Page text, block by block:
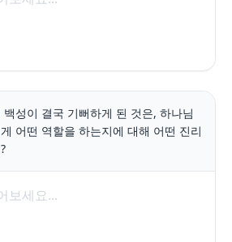
성이 결국 기뻐하게 된 것은, 하나님
어떤 역할을 하는지에 대해 어떤 진리